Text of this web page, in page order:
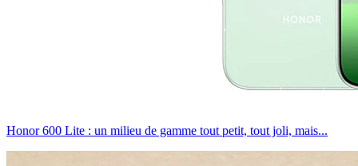
Honor 600 Lite : un milieu de gamme tout petit, tout joli, mais...